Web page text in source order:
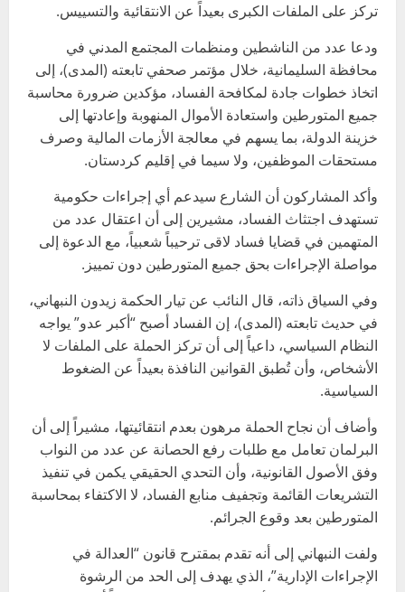
تركز على الملفات الكبرى بعيداً عن الانتقائية والتسييس.
ودعا عدد من الناشطين ومنظمات المجتمع المدني في
محافظة السليمانية، خلال مؤتمر صحفي تابعته (المدى)، إلى
اتخاذ خطوات جادة لمكافحة الفساد، مؤكدين ضرورة محاسبة
جميع المتورطين واستعادة الأموال المنهوبة وإعادتها إلى
خزينة الدولة، بما يسهم في معالجة الأزمات المالية وصرف
مستحقات الموظفين، ولا سيما في إقليم كردستان.
وأكد المشاركون أن الشارع سيدعم أي إجراءات حكومية
تستهدف اجتثاث الفساد، مشيرين إلى أن اعتقال عدد من
المتهمين في قضايا فساد لاقى ترحيباً شعبياً، مع الدعوة إلى
مواصلة الإجراءات بحق جميع المتورطين دون تمييز.
وفي السياق ذاته، قال النائب عن تيار الحكمة زيدون النبهاني،
في حديث تابعته (المدى)، إن الفساد أصبح “أكبر عدو” يواجه
النظام السياسي، داعياً إلى أن تركز الحملة على الملفات لا
الأشخاص، وأن تُطبق القوانين النافذة بعيداً عن الضغوط
السياسية.
وأضاف أن نجاح الحملة مرهون بعدم انتقائيتها، مشيراً إلى أن
البرلمان تعامل مع طلبات رفع الحصانة عن عدد من النواب
وفق الأصول القانونية، وأن التحدي الحقيقي يكمن في تنفيذ
التشريعات القائمة وتجفيف منابع الفساد، لا الاكتفاء بمحاسبة
المتورطين بعد وقوع الجرائم.
ولفت النبهاني إلى أنه تقدم بمقترح قانون “العدالة في
الإجراءات الإدارية”، الذي يهدف إلى الحد من الرشوة